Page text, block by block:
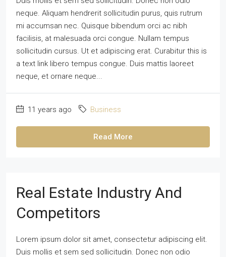
neque. Aliquam hendrerit sollicitudin purus, quis rutrum
mi accumsan nec. Quisque bibendum orci ac nibh
facilisis, at malesuada orci congue. Nullam tempus
sollicitudin cursus. Ut et adipiscing erat. Curabitur this is
a text link libero tempus congue. Duis mattis laoreet
neque, et ornare neque...
11 years ago Business
Read More
Real Estate Industry And
Competitors
Lorem ipsum dolor sit amet, consectetur adipiscing elit.
Duis mollis et sem sed sollicitudin. Donec non odio